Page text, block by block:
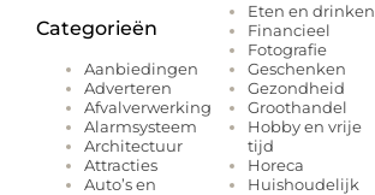
Categorieën
Aanbiedingen
Adverteren
Afvalverwerking
Alarmsysteem
Architectuur
Attracties
Auto’s en
Eten en drinken
Financieel
Fotografie
Geschenken
Gezondheid
Groothandel
Hobby en vrije
tijd
Horeca
Huishoudelijk